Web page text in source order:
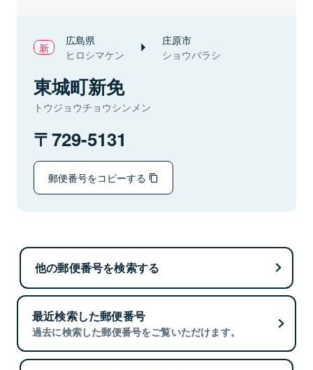
広島県
ヒロシマケン
庄原市
ショウバラシ
東城町新免
トウジョウチョウシンメン
729-5131
郵便番号をコピーする
他の郵便番号を検索する
最近検索した郵便番号
過去に検索した郵便番号をご覧いただけます。